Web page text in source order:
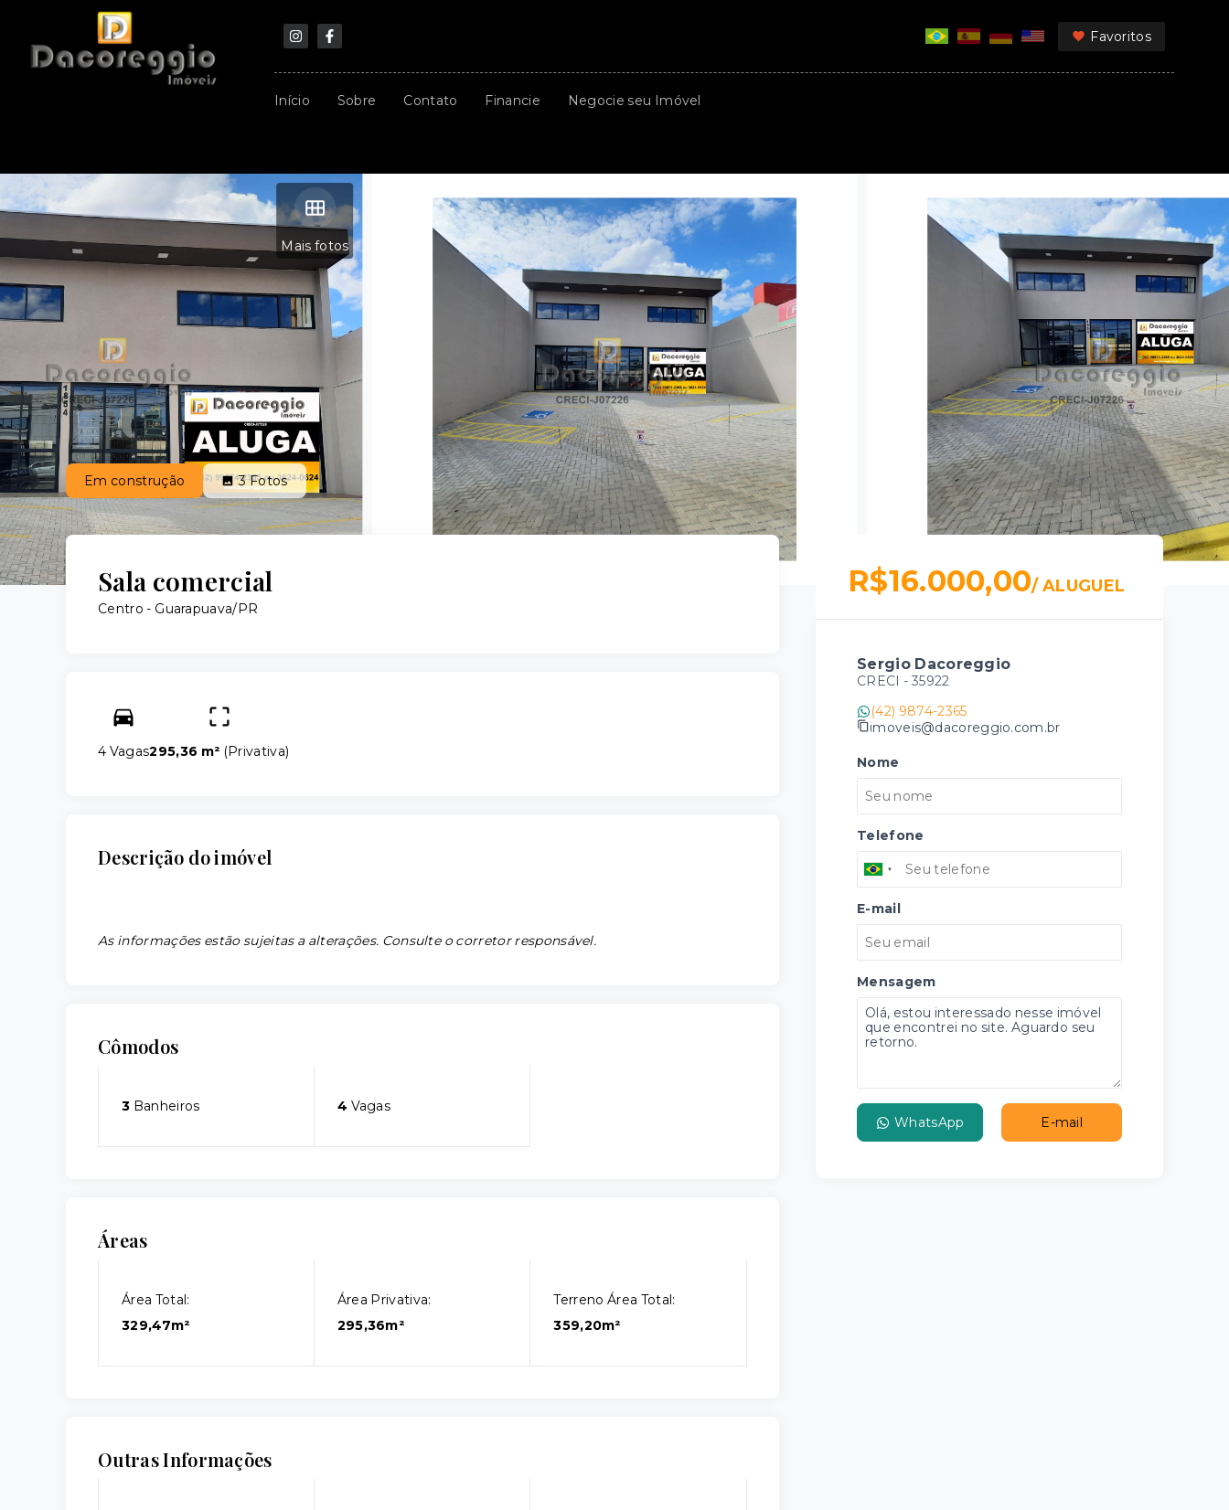
Favoritos
Início Sobre Contato Financie Negocie seu Imóvel
Mais fotos
Em construção 3Fotos
Sala comercial
Centro - Guarapuava/PR
4 Vagas295,36 m² (Privativa)
Descrição do imóvel
As informações estão sujeitas a alterações. Consulte o corretor responsável.
Cômodos
3 Banheiros 4 Vagas
Áreas
Área Total:
329,47m²
Área Privativa:
295,36m²
Terreno Área Total:
359,20m²
Outras Informações
R$16.000,00/ALUGUEL
Sergio Dacoreggio
CRECI - 35922
(42) 9874-2365
imoveis@dacoreggio.com.br
Nome
Telefone
E-mail
Mensagem
WhatsApp E-mail